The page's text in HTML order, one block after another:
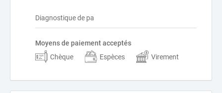
Diagnostique de pa
Moyens de paiement acceptés
Chèque
Espèces Virement